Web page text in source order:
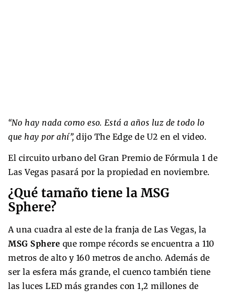
“No hay nada como eso. Está a años luz de todo lo
que hay por ahí”, dijo The Edge de U2 en el video.
El circuito urbano del Gran Premio de Fórmula 1 de
Las Vegas pasará por la propiedad en noviembre.
¿Qué tamaño tiene la MSG
Sphere?
A una cuadra al este de la franja de Las Vegas, la
MSG Sphere que rompe récords se encuentra a 110
metros de alto y 160 metros de ancho. Además de
ser la esfera más grande, el cuenco también tiene
las luces LED más grandes con 1,2 millones de